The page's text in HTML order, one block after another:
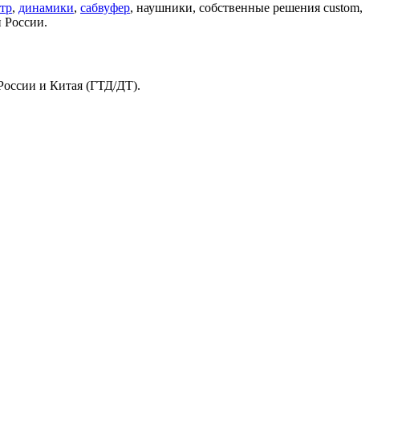
, динамики, сабвуфер, наушники, собственные решения custom,
России.
и Китая (ГТД/ДТ).